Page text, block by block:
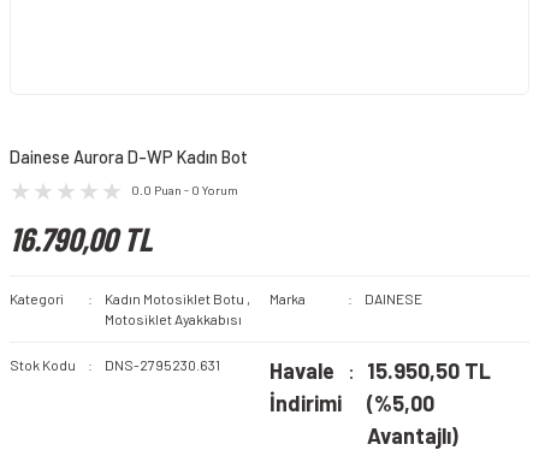
Dainese Aurora D-WP Kadın Bot
0.0 Puan - 0 Yorum
16.790,00 TL
Kategori Kadın Motosiklet Botu ,
Motosiklet Ayakkabısı
Marka DAINESE
Stok Kodu DNS-2795230.631
Havale
İndirimi
15.950,50 TL
(%5,00
Avantajlı)